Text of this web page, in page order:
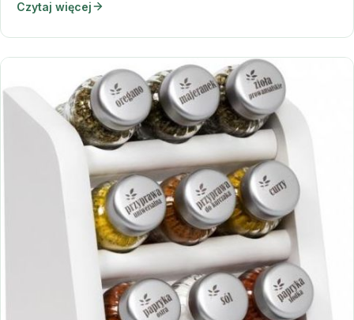
Czytaj więcej